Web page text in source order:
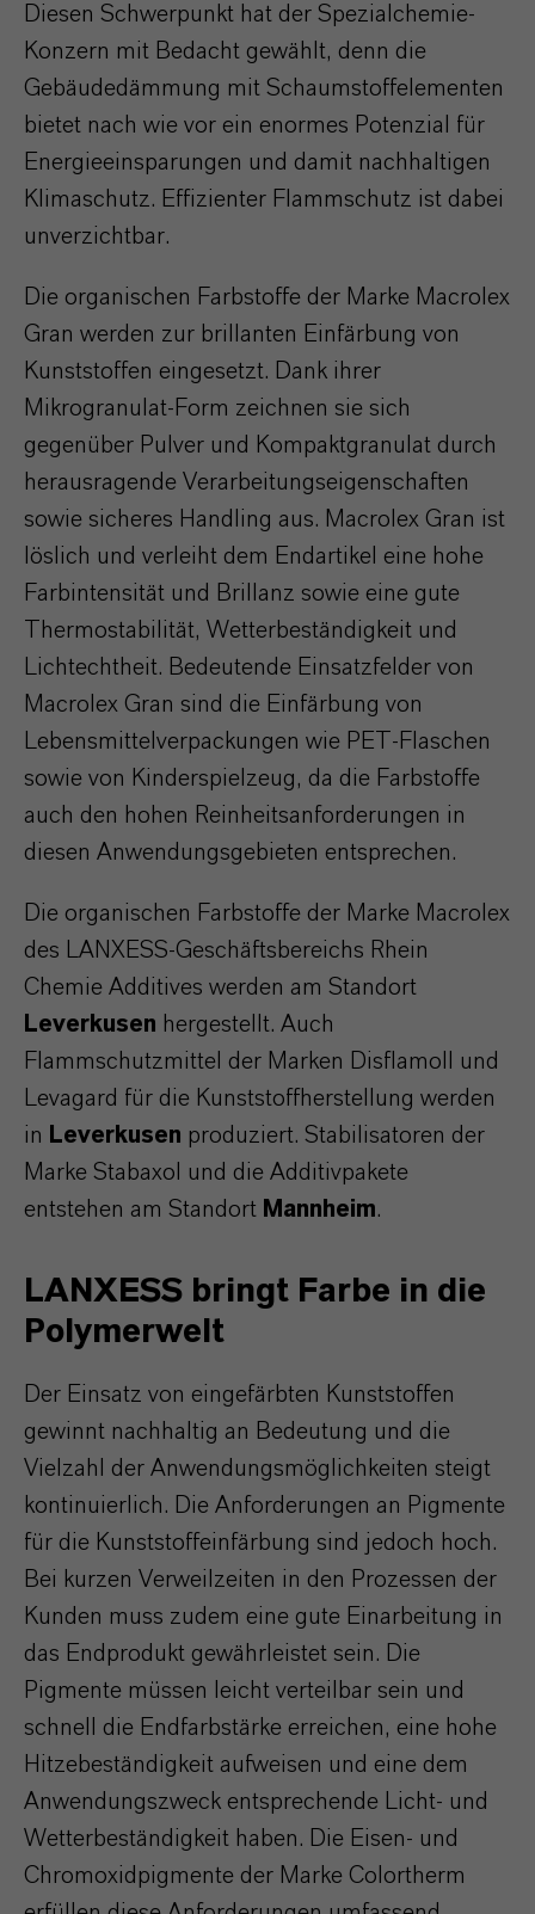
Diesen Schwerpunkt hat der Spezialchemie-
Konzern mit Bedacht gewählt, denn die
Gebäudedämmung mit Schaumstoffelementen
bietet nach wie vor ein enormes Potenzial für
Energieeinsparungen und damit nachhaltigen
Klimaschutz. Effizienter Flammschutz ist dabei
unverzichtbar.
Die organischen Farbstoffe der Marke Macrolex
Gran werden zur brillanten Einfärbung von
Kunststoffen eingesetzt. Dank ihrer
Mikrogranulat-Form zeichnen sie sich
gegenüber Pulver und Kompaktgranulat durch
herausragende Verarbeitungseigenschaften
sowie sicheres Handling aus. Macrolex Gran ist
löslich und verleiht dem Endartikel eine hohe
Farbintensität und Brillanz sowie eine gute
Thermostabilität, Wetterbeständigkeit und
Lichtechtheit. Bedeutende Einsatzfelder von
Macrolex Gran sind die Einfärbung von
Lebensmittelverpackungen wie PET-Flaschen
sowie von Kinderspielzeug, da die Farbstoffe
auch den hohen Reinheitsanforderungen in
diesen Anwendungsgebieten entsprechen.
Die organischen Farbstoffe der Marke Macrolex
des LANXESS-Geschäftsbereichs Rhein
Chemie Additives werden am Standort
Leverkusen hergestellt. Auch
Flammschutzmittel der Marken Disflamoll und
Levagard für die Kunststoffherstellung werden
in Leverkusen produziert. Stabilisatoren der
Marke Stabaxol und die Additivpakete
entstehen am Standort Mannheim.
LANXESS bringt Farbe in die
Polymerwelt
Der Einsatz von eingefärbten Kunststoffen
gewinnt nachhaltig an Bedeutung und die
Vielzahl der Anwendungsmöglichkeiten steigt
kontinuierlich. Die Anforderungen an Pigmente
für die Kunststoffeinfärbung sind jedoch hoch.
Bei kurzen Verweilzeiten in den Prozessen der
Kunden muss zudem eine gute Einarbeitung in
das Endprodukt gewährleistet sein. Die
Pigmente müssen leicht verteilbar sein und
schnell die Endfarbstärke erreichen, eine hohe
Hitzebeständigkeit aufweisen und eine dem
Anwendungszweck entsprechende Licht- und
Wetterbeständigkeit haben. Die Eisen- und
Chromoxidpigmente der Marke Colortherm